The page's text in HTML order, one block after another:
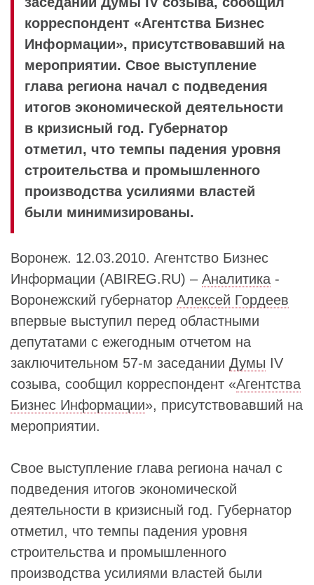
корреспондент «Агентства Бизнес
Информации», присутствовавший на
мероприятии. Свое выступление
глава региона начал с подведения
итогов экономической деятельности
в кризисный год. Губернатор
отметил, что темпы падения уровня
строительства и промышленного
производства усилиями властей
были минимизированы.
Воронеж. 12.03.2010. Агентство Бизнес
Информации (ABIREG.RU) – Аналитика -
Воронежский губернатор Алексей Гордеев
впервые выступил перед областными
депутатами с ежегодным отчетом на
заключительном 57-м заседании Думы IV
созыва, сообщил корреспондент «Агентства
Бизнес Информации», присутствовавший на
мероприятии.
Свое выступление глава региона начал с
подведения итогов экономической
деятельности в кризисный год. Губернатор
отметил, что темпы падения уровня
строительства и промышленного
производства усилиями властей были